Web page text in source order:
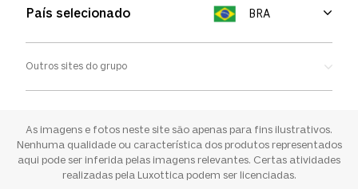
País selecionado BRA
Outros sites do grupo
Ray-ban
Sunglass Hut
As imagens e fotos neste site são apenas para fins ilustrativos.
Nenhuma qualidade ou característica dos produtos representados
aqui pode ser inferida pelas imagens relevantes. Certas atividades
realizadas pela Luxottica podem ser licenciadas.